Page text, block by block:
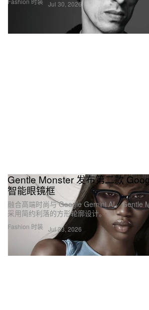
Jul 30, 2026
Fashion 时装
Gentle Monster 发布第二款
智能眼镜框
融合高端时尚与 Google Gemini AI，Gentle
采用简约利落的方形轮廓设计。
Jul 23, 2026